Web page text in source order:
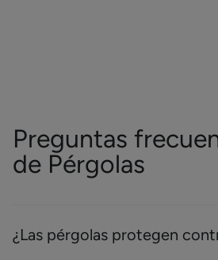
Preguntas
de Pérgolas
¿Las pérgolas protegen